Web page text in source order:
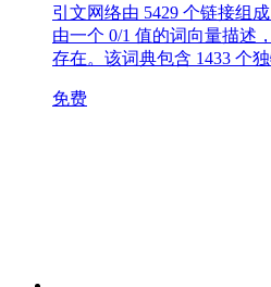
引文网络由 5429 个链接组
由一个 0/​​1 值的词向量描述
存在。该词典包含 1433 个
免费